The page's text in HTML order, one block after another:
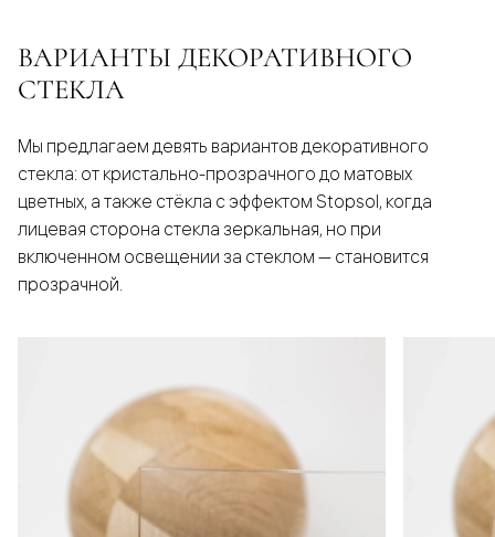
ВАРИАНТЫ ДЕКОРАТИВНОГО
СТЕКЛА
Мы предлагаем девять вариантов декоративного
стекла: от кристально-прозрачного до матовых
цветных, а также стёкла с эффектом Stopsol, когда
лицевая сторона стекла зеркальная, но при
включенном освещении за стеклом — становится
прозрачной.